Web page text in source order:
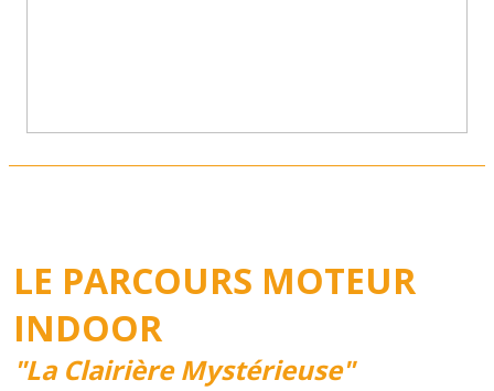
LE PARCOURS MOTEUR
INDOOR
"La Clairière Mystérieuse"